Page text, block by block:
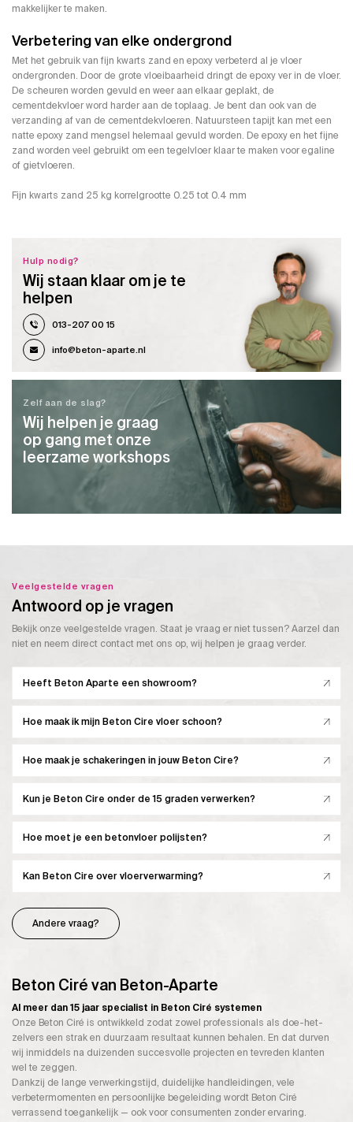
makkelijker te maken.
Verbetering van elke ondergrond
Met het gebruik van fijn kwarts zand en epoxy verbeterd al je vloer
ondergronden. Door de grote vloeibaarheid dringt de epoxy ver in de vloer.
De scheuren worden gevuld en weer aan elkaar geplakt, de
cementdekvloer word harder aan de toplaag. Je bent dan ook van de
verzanding af van de cementdekvloeren. Natuursteen tapijt kan met een
natte epoxy zand mengsel helemaal gevuld worden. De epoxy en het fijne
zand worden veel gebruikt om een tegelvloer klaar te maken voor egaline
of gietvloeren.
Fijn kwarts zand 25 kg korrelgrootte 0.25 tot 0.4 mm
Hulp nodig?
Wij staan klaar om je te
helpen
013-207 00 15
info@beton-aparte.nl
Zelf aan de slag?
Wij helpen je graag
op gang met onze
leerzame workshops
Veelgestelde vragen
Antwoord op je vragen
Bekijk onze veelgestelde vragen. Staat je vraag er niet tussen? Aarzel dan
niet en neem direct contact met ons op, wij helpen je graag verder.
Heeft Beton Aparte een showroom?
Hoe maak ik mijn Beton Cire vloer schoon?
Hoe maak je schakeringen in jouw Beton Cire?
Kun je Beton Cire onder de 15 graden verwerken?
Hoe moet je een betonvloer polijsten?
Kan Beton Cire over vloerverwarming?
Andere vraag?
Beton Ciré van Beton-Aparte
Al meer dan 15 jaar specialist in Beton Ciré systemen
Onze Beton Ciré is ontwikkeld zodat zowel professionals als doe-het-
zelvers een strak en duurzaam resultaat kunnen behalen. En dat durven
wij inmiddels na duizenden succesvolle projecten en tevreden klanten
wel te zeggen.
Dankzij de lange verwerkingstijd, duidelijke handleidingen, vele
verbetermomenten en persoonlijke begeleiding wordt Beton Ciré
verrassend toegankelijk — ook voor consumenten zonder ervaring.